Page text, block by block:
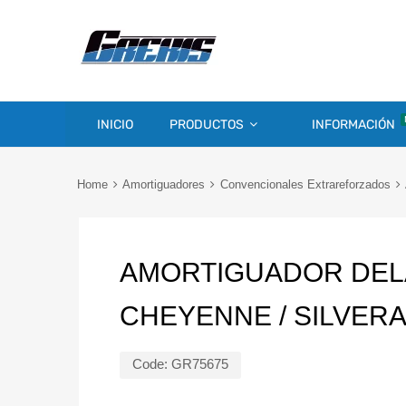
INICIO PRODUCTOS INFORMACIÓN
Home Amortiguadores Convencionales Extrareforzados
AMORTIGUADOR
CHEYENNE /
Code: GR75675